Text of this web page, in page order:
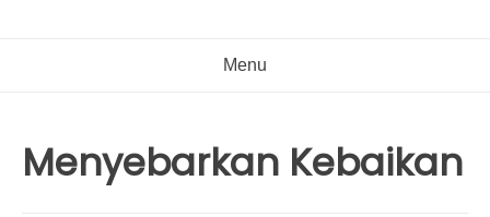
Menu
Menyebarkan Kebaikan